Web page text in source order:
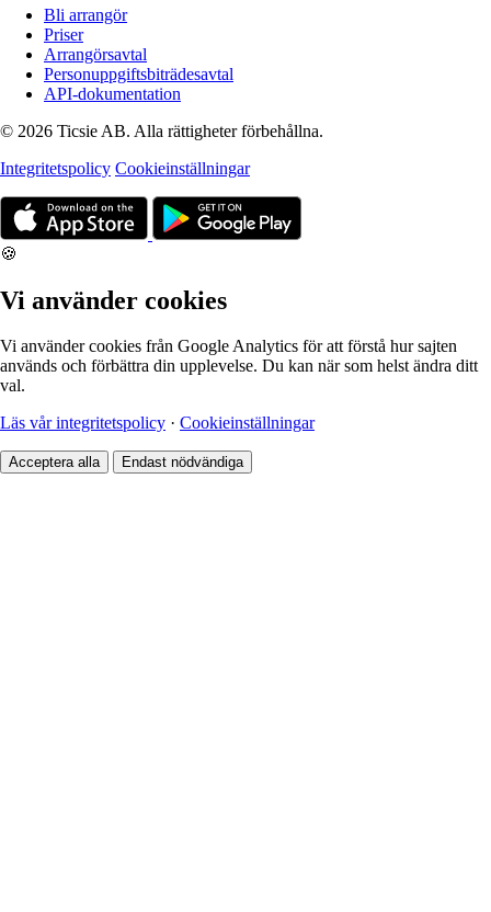
Bli arrangör
Priser
Arrangörsavtal
Personuppgiftsbiträdesavtal
API-dokumentation
© 2026 Ticsie AB. Alla rättigheter förbehållna.
Integritetspolicy Cookieinställningar
🍪
Vi använder cookies
Vi använder cookies från Google Analytics för att förstå hur sajten
används och förbättra din upplevelse. Du kan när som helst ändra ditt
val.
Läs vår integritetspolicy · Cookieinställningar
Acceptera alla Endast nödvändiga